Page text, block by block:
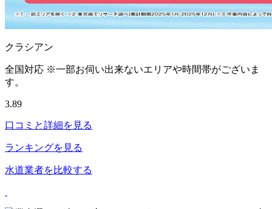
クラシアン
全国対応 ※一部お伺い出来ないエリアや時間帯がございま
す。
3.89
口コミと詳細を見る
ランキングを見る
水道業者を比較する